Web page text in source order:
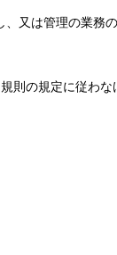
又は管理の業務
則の規定に従わな